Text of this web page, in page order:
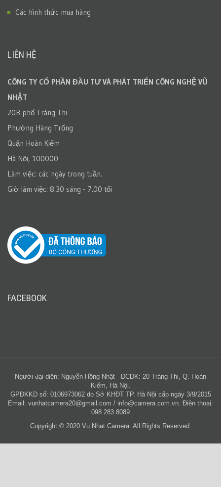
Các hình thức mua hàng
LIÊN HỆ
CÔNG TY CỔ PHẦN ĐẦU TƯ VÀ PHÁT TRIỂN CÔNG NGHỆ VŨ
NHẬT
20B phố Tràng Thi
Phường Hàng Trống
Quận Hoàn Kiếm
Hà Nội, 100000
Làm việc: các ngày trong tuần.
Giờ làm việc: 8.30 sáng - 7.00 tối
FACEBOOK
Người đại diện: Nguyễn Hồng Nhật - ĐCĐK: 20 Tràng Thi, Q. Hoàn
Kiếm, Hà Nội.
GPĐKKD số: 0106973062 do Sở KHĐT TP. Hà Nội cấp ngày 3/9/2015
Email: vunhatcamera20@gmail.com / info@camera.com.vn . Điện thoại:
098 283 8089
Copyright © 2020 Vu Nhat Camera. All Rights Reserved.